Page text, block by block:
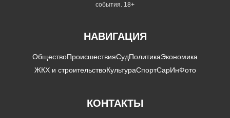
события. 18+
НАВИГАЦИЯ
ОбществоПроисшествияСудПолитикаЭкономика
ЖКХ и строительствоКультураСпортСарИнФото
КОНТАКТЫ